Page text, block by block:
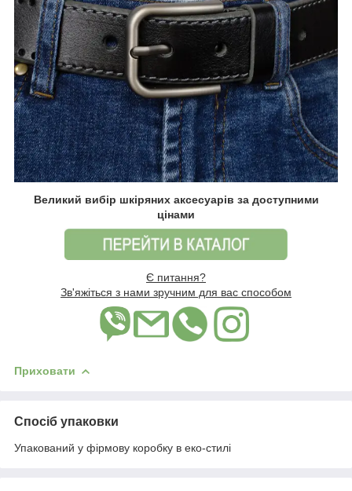
Великий вибір шкіряних аксесуарів за доступними
цінами
Є питання?
Зв'яжіться з нами зручним для вас способом
Приховати
Спосіб упаковки
Упакований у фірмову коробку в еко-стилі